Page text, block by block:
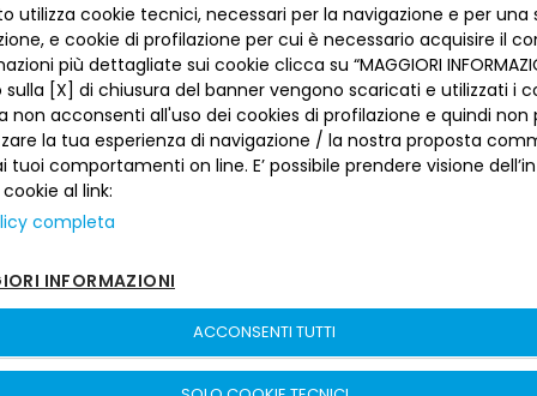
Dove siamo
Lavora con noi
Reclami
Numeri utili
Privacy
La tua scelta sui cookies
Informativa al pubblico
Sepa
Sicurezza
Depositi dormienti
Arbitro per le Controversie Finanziarie
ACCESSIBILITÀ E APP
SEGUICI SUI SOCIAL
Banca del Piemonte | P. Iva 00821100013 –
utilizza cookie tecnici, necessari per la navigazione e per una
e cookie di profilazione per cui è necessario acquisire il
più dettagliate sui cookie clicca su “MAGGIORI
[X] di chiusura del banner vengono scaricati e utilizzati i
non acconsenti all'uso dei cookies di profilazione e quindi non
la tua esperienza di navigazione / la nostra proposta
tuoi comportamenti on line. E’ possibile prendere visione
al link:
completa
INFORMAZIONI
ACCONSENTI TUTTI